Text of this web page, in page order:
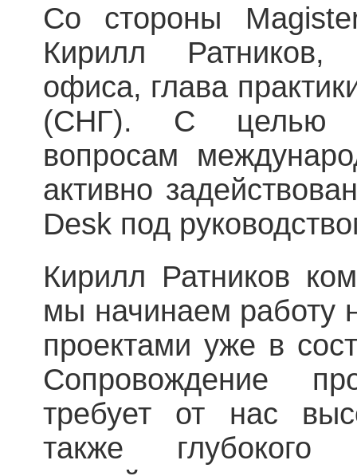
Со стороны
Кирилл Ратников,
офиса, глава
(СНГ). С целью
вопросам
активно
Desk под
Кирилл Ратников
мы начинаем работу
проектами уже в
Сопровождение
требует от нас
также